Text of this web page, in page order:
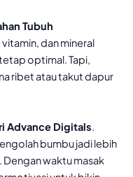
Tubuh
dan mineral
optimal. Tapi,
ribet atau takut dapur
Advance Digitals
bumbu jadi lebih
waktu masak